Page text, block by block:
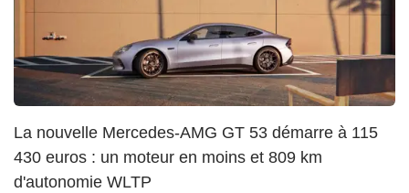
La nouvelle Mercedes-AMG GT 53 démarre à 115
430 euros : un moteur en moins et 809 km
d'autonomie WLTP